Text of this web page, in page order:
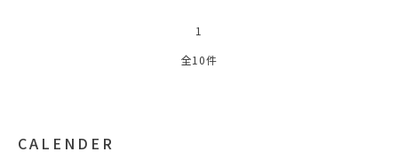
1
全10件
CALENDER